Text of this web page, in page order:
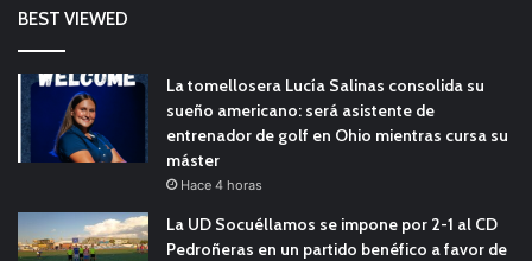
BEST VIEWED
La tomellosera Lucía Salinas consolida su
sueño americano: será asistente de
entrenador de golf en Ohio mientras cursa su
máster
Hace 4 horas
La UD Socuéllamos se impone por 2-1 al CD
Pedroñeras en un partido benéfico a favor de